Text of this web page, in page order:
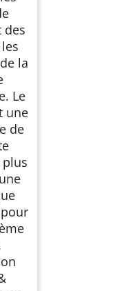
des
la
Le
une
de